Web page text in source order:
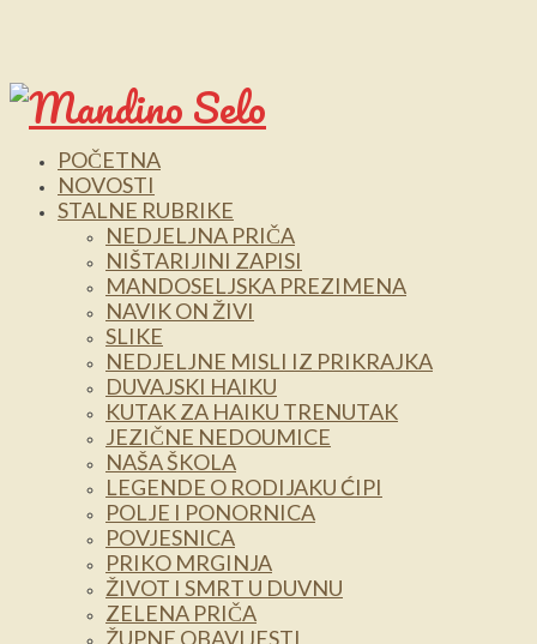
POČETNA
NOVOSTI
STALNE RUBRIKE
NEDJELJNA PRIČA
NIŠTARIJINI ZAPISI
MANDOSELJSKA PREZIMENA
NAVIK ON ŽIVI
SLIKE
NEDJELJNE MISLI IZ PRIKRAJKA
DUVAJSKI HAIKU
KUTAK ZA HAIKU TRENUTAK
JEZIČNE NEDOUMICE
NAŠA ŠKOLA
LEGENDE O RODIJAKU ĆIPI
POLJE I PONORNICA
POVJESNICA
PRIKO MRGINJA
ŽIVOT I SMRT U DUVNU
ZELENA PRIČA
ŽUPNE OBAVIJESTI